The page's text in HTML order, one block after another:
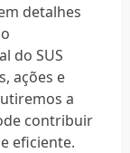
detalhes
do SUS
ações e
a
contribuir
eficiente.